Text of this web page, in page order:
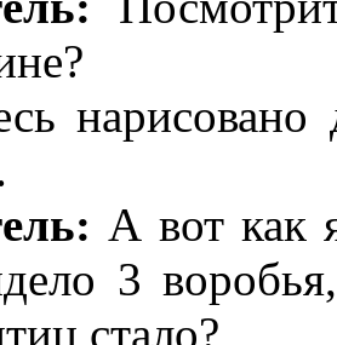
А вот как
3
стало?